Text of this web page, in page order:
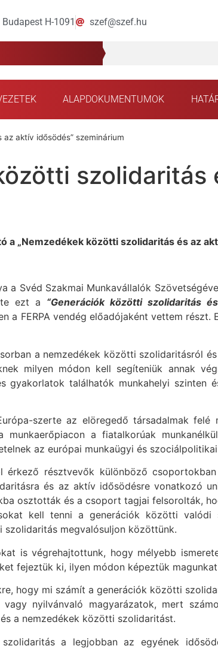
H-1091 szef@szef.hu
ALAPDOKUMENTUMOK
aktív idősödés” szeminárium
a „Nemzedékek közötti szolidaritás és az
a Svéd Szakmai Munkavállalók
ezt a “Generációk közötti szolidaritás
a FERPA vendég előadójaként vettem
a nemzedékek közötti szolidaritásról
milyen módon kell segíteniük annak
gyakorlatok találhatók munkahelyi
szerte az elöregedő társadalmak
munkaerőpiacon a fiatalkorúak
az európai munkaügyi és
résztvevők különböző
és az aktív idősödésre vonatkozó
osztották és a csoport tagjai felsorolták,
kell tenni a generációk közötti
szolidaritás megvalósuljon közöttünk.
is végrehajtottunk, hogy mélyebb
fejeztük ki, ilyen módon képeztük
hogy mi számít a generációk közötti
nyilvánvaló magyarázatok, mert
a nemzedékek közötti szolidaritást.
a legjobban az egyének